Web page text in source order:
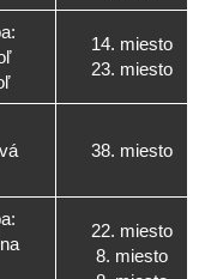
14. miesto
23. miesto
38. miesto
22. miesto
8. miesto